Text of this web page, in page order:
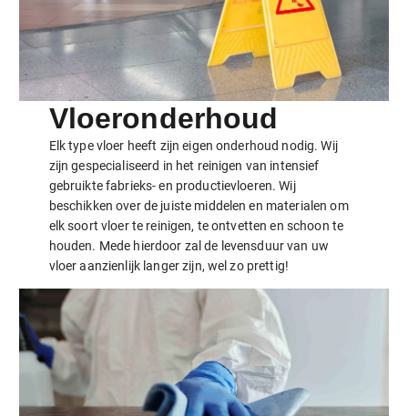
Vloeronderhoud
Elk type vloer heeft zijn eigen onderhoud nodig. Wij
zijn gespecialiseerd in het reinigen van intensief
gebruikte fabrieks- en productievloeren. Wij
beschikken over de juiste middelen en materialen om
elk soort vloer te reinigen, te ontvetten en schoon te
houden. Mede hierdoor zal de levensduur van uw
vloer aanzienlijk langer zijn, wel zo prettig!